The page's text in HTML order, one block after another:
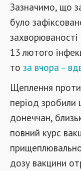
Зазначимо, що
було
13 лютого
то за вчора –
Щеплення проти
період зробили
донеччан,
повний курс
дозу вакцини